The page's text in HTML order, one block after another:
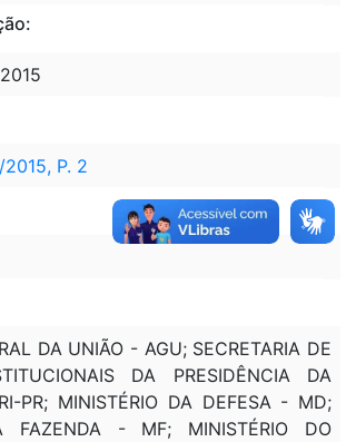
P. 2
DA UNIÃO - AGU; SECRETARIA DE
DA PRESIDÊNCIA DA
PR; MINISTÉRIO DA DEFESA - MD;
FAZENDA - MF; MINISTÉRIO DO